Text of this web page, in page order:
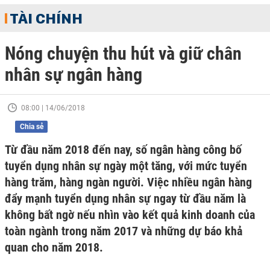
TÀI CHÍNH
Nóng chuyện thu hút và giữ chân
nhân sự ngân hàng
08:00 | 14/06/2018
Chia sẻ
Từ đầu năm 2018 đến nay, số ngân hàng công bố
tuyển dụng nhân sự ngày một tăng, với mức tuyển
hàng trăm, hàng ngàn người. Việc nhiều ngân hàng
đẩy mạnh tuyển dụng nhân sự ngay từ đầu năm là
không bất ngờ nếu nhìn vào kết quả kinh doanh của
toàn ngành trong năm 2017 và những dự báo khả
quan cho năm 2018.